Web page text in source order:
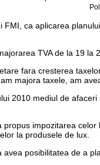
ca aplicarea
TVA de la 19
fara cresterea
majora taxele, am
2010 mediul de
impozitarea
la produsele de lux.
posibilitatea de a